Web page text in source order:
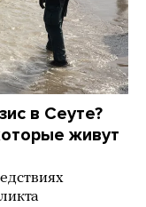
в Сеуте?
живут